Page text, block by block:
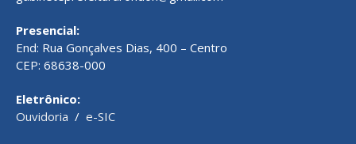
Presencial:
End: Rua Gonçalves Dias, 400 – Centro
CEP: 68638-000
Eletrônico:
Ouvidoria / e-SIC